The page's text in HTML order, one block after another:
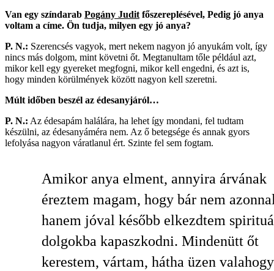
Van egy színdarab Pogány Judit főszereplésével, Pedig jó anya
voltam a címe. Ön tudja, milyen egy jó anya?
P. N.: Szerencsés vagyok, mert nekem nagyon jó anyukám volt, így
nincs más dolgom, mint követni őt. Megtanultam tőle például azt,
mikor kell egy gyereket megfogni, mikor kell engedni, és azt is,
hogy minden körülmények között nagyon kell szeretni.
Múlt időben beszél az édesanyjáról…
P. N.: Az édesapám halálára, ha lehet így mondani, fel tudtam
készülni, az édesanyáméra nem. Az ő betegsége és annak gyors
lefolyása nagyon váratlanul ért. Szinte fel sem fogtam.
Amikor anya elment, annyira árvának
éreztem magam, hogy bár nem
hanem jóval később elkezdtem
dolgokba kapaszkodni. Mindenütt őt
kerestem, vártam, hátha üzen